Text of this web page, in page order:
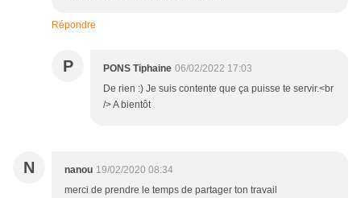
Répondre
P PONS Tiphaine 06/02/2022 17:03
De rien :) Je suis contente que ça puisse te servir.<br
/> A bientôt
N nanou 19/02/2020 08:34
merci de prendre le temps de partager ton travail